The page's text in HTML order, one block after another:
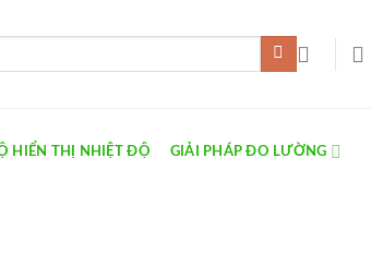
HIỂN THỊ NHIỆT ĐỘ GIẢI PHÁP ĐO LƯỜNG